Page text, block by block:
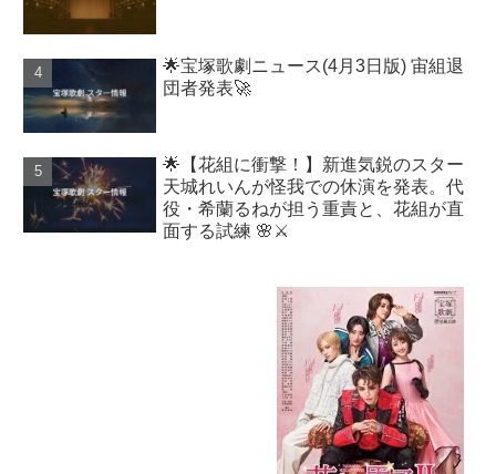
🌟宝塚歌劇ニュース(4月3日版) 宙組退
団者発表🚀
🌟【花組に衝撃！】新進気鋭のスター
天城れいんが怪我での休演を発表。代
役・希蘭るねが担う重責と、花組が直
面する試練 🌸⚔️